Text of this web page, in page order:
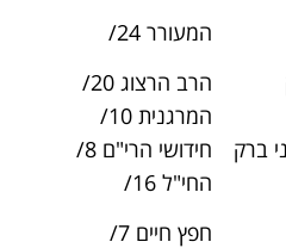
03-6790200
03-6162730
03-7513783
03-5704098
03-6188551